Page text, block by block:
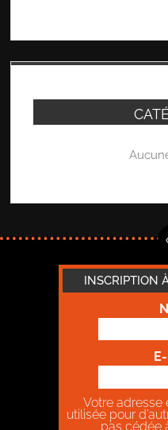
INSCRIPTION
Votre adresse
utilisée pour
pas cédée